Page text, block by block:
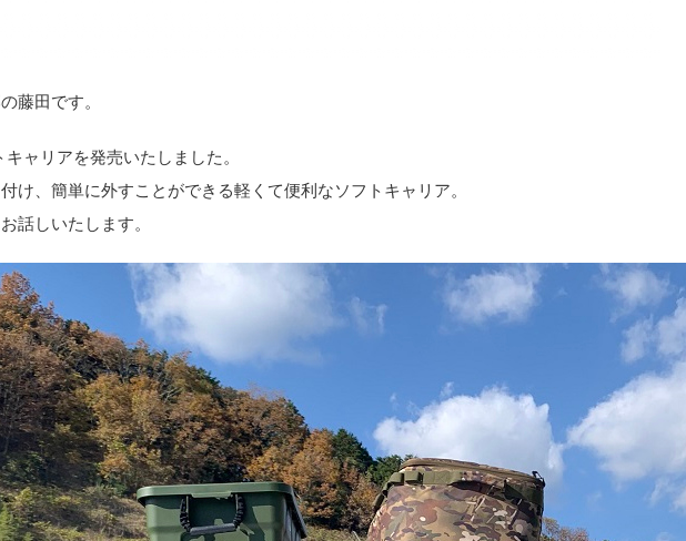
藤田です。
ャリアを発売いたしました。
け、簡単に外すことができる軽くて便利なソフトキャリア。
話しいたします。